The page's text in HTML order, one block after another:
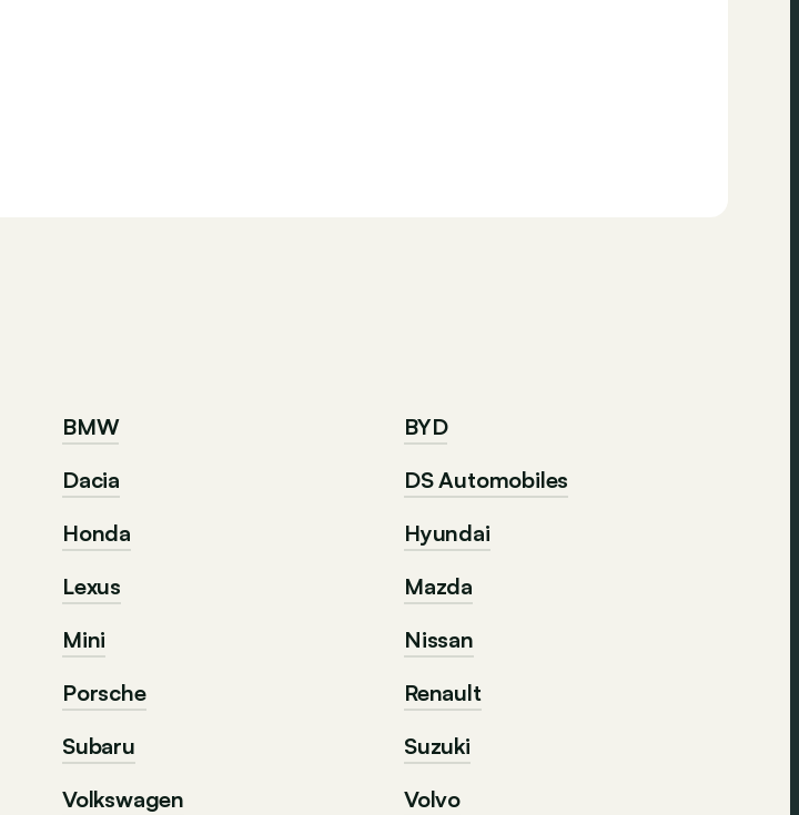
BMW
BYD
Dacia
DS Automobiles
Honda
Hyundai
Lexus
Mazda
Mini
Nissan
Porsche
Renault
Subaru
Suzuki
Volkswagen Volvo